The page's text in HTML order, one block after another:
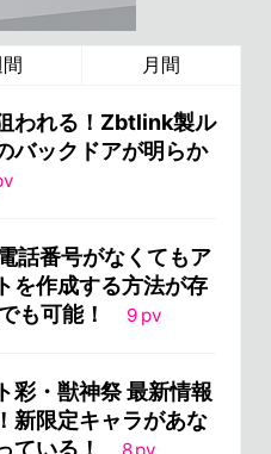
月間
われる！Zbtlink製ル
バックドアが明らか
話番号がなくてもア
を作成する方法が存
も可能！
9 pv
彩・獣神祭 最新情報
新限定キャラがあな
ている！